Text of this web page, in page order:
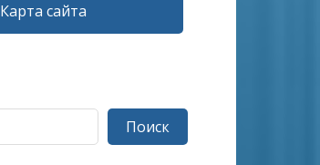
Карта сайта
Поиск